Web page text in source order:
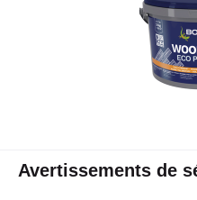
Avertissements de